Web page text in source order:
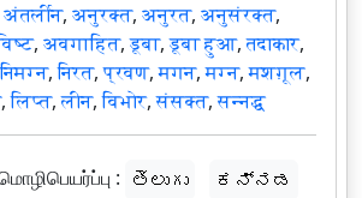
अंतर्लीन, अनुरक्त, अनुरत, अनुसंरक्त,
, अवगाहित,डूबा,डूबा हुआ,तदाकार,
निमग्न,निरत,प्रवण,मगन,मग्न,मशग़ूल,
,लिप्त,लीन,विभोर,संसक्त,सन्नद्ध
: తెలుగు
ಕನ್ನಡ